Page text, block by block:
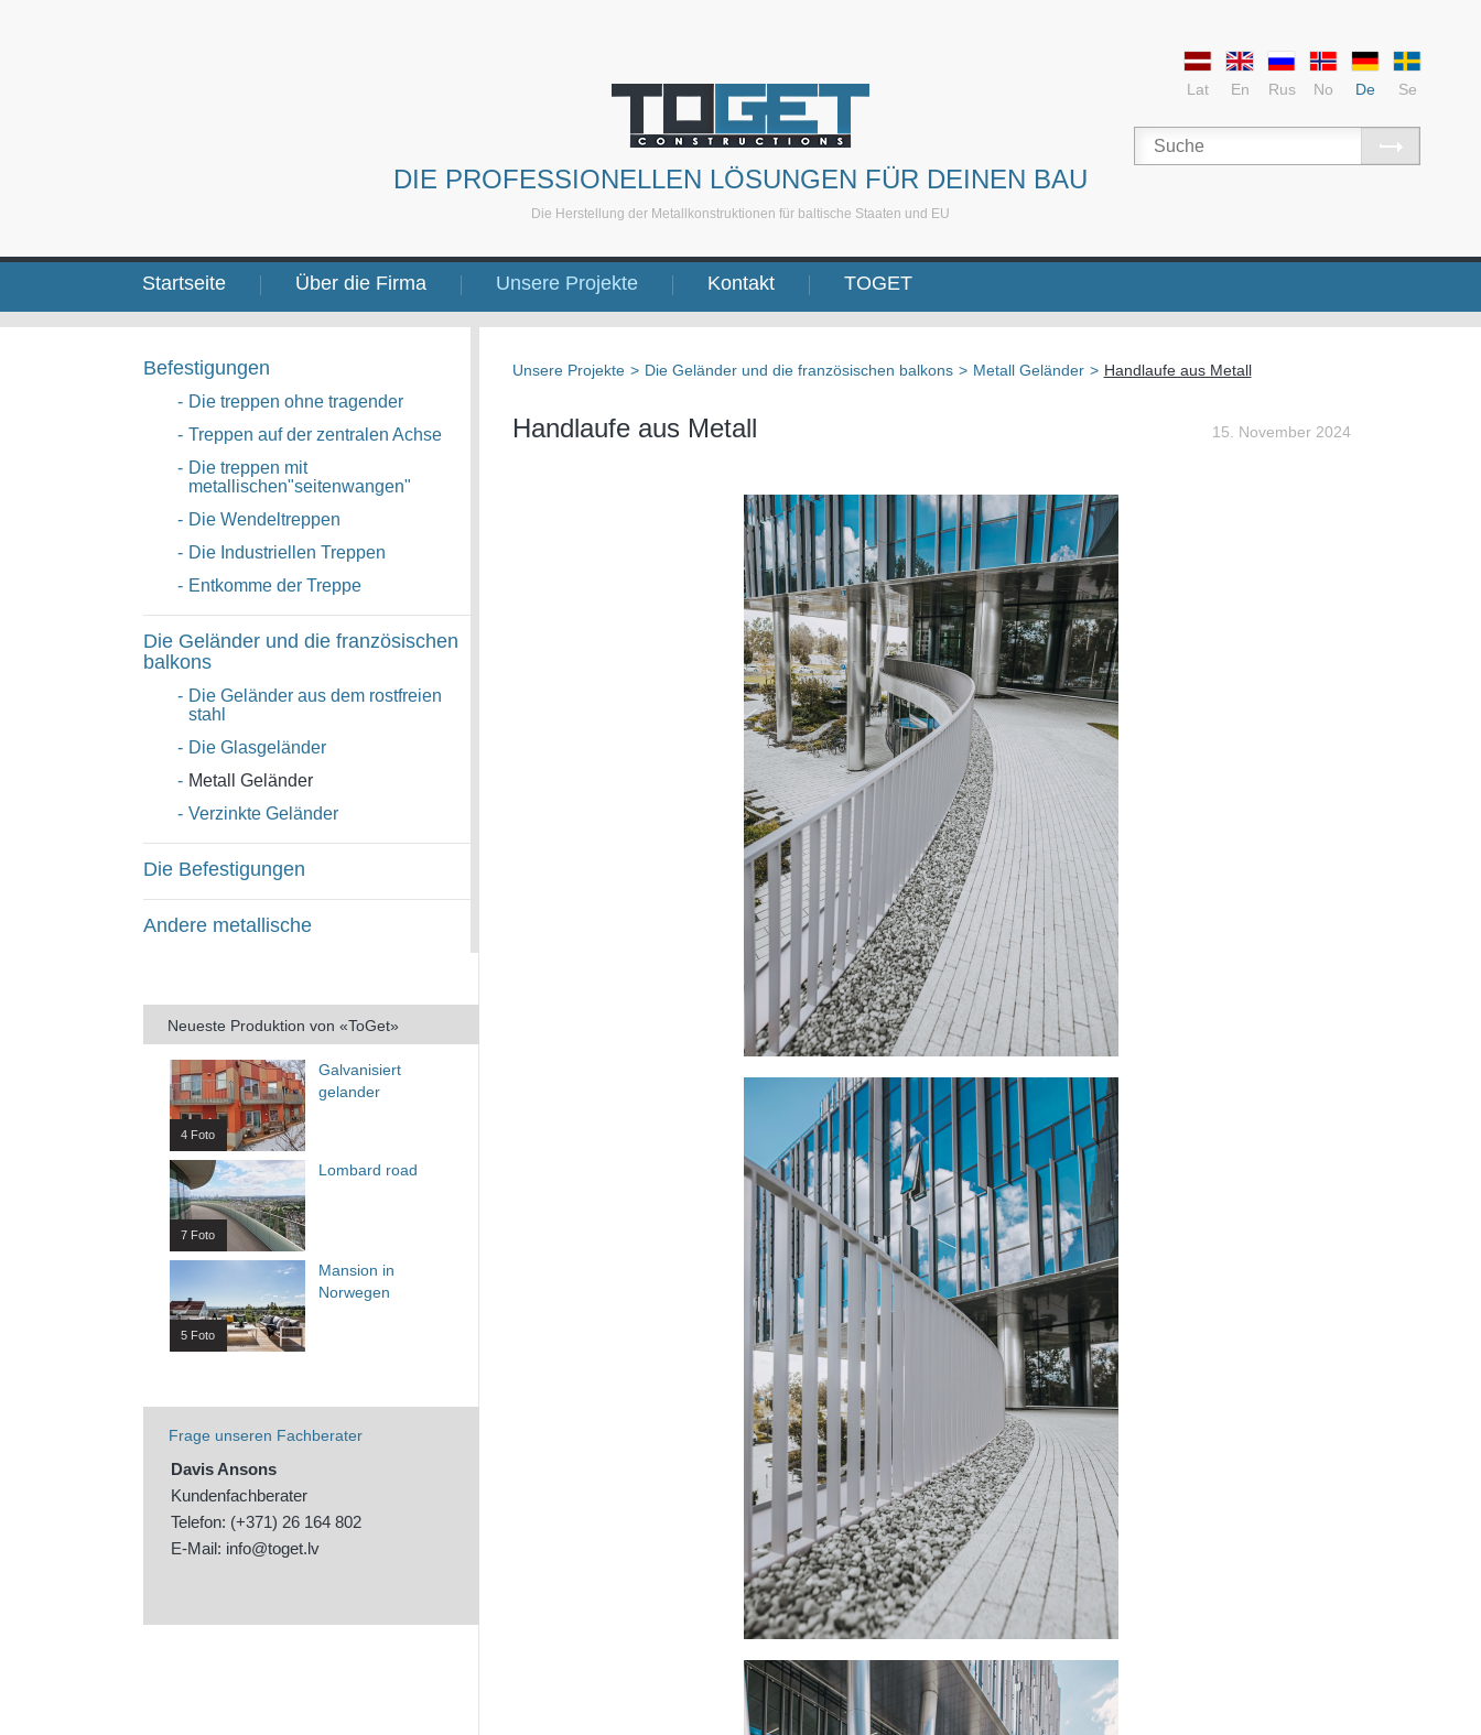
DIE PROFESSIONELLEN LÖSUNGEN FÜR DEINEN BAU
Die Herstellung der Metallkonstruktionen für baltische Staaten und EU
Lat En Rus No De Se
Startseite Über die Firma Unsere Projekte Kontakt TOGET
Befestigungen
- Die treppen ohne tragender
- Treppen auf der zentralen Achse
- Die treppen mit
metallischen"seitenwangen"
- Die Wendeltreppen
- Die Industriellen Treppen
- Entkomme der Treppe
Die Geländer und die französischen
balkons
- Die Geländer aus dem rostfreien
stahl
- Die Glasgeländer
- Metall Geländer
- Verzinkte Geländer
Die Befestigungen
Andere metallische
Neueste Produktion von «ToGet»
Galvanisiert
gelander
4 Foto
Lombard road
7 Foto
Mansion in
Norwegen
5 Foto
Frage unseren Fachberater
Davis Ansons
Kundenfachberater
Telefon: (+371) 26 164 802
E-Mail: info@toget.lv
Unsere Projekte > Die Geländer und die französischen balkons > Metall Geländer > Handlaufe aus Metall
15. November 2024
Handlaufe aus Metall